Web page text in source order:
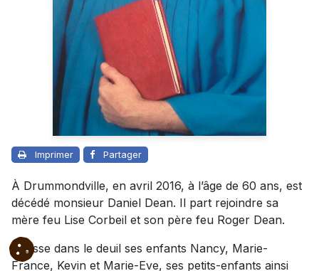
Imprimer Partager
À Drummondville, en avril 2016, à l’âge de 60 ans, est
décédé monsieur Daniel Dean. Il part rejoindre sa
mère feu Lise Corbeil et son père feu Roger Dean.
Il laisse dans le deuil ses enfants Nancy, Marie-
France, Kevin et Marie-Eve, ses petits-enfants ainsi